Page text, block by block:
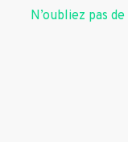
N’oubliez pas